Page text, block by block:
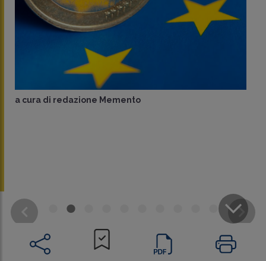
CONDIVIDI
a cura di redazione Memento